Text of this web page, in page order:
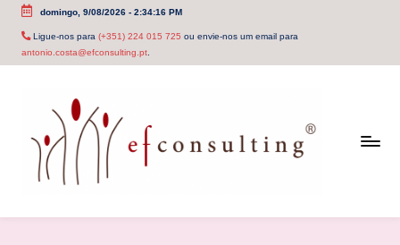
Skip
domingo, 9/08/2026- 2:34:16 PM
Ligue-nos para (+351) 224 015 725 ou envie-nos um email para
antonio.costa@efconsulting.pt.